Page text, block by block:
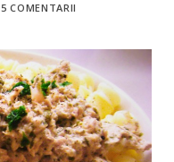
5 COMENTARII